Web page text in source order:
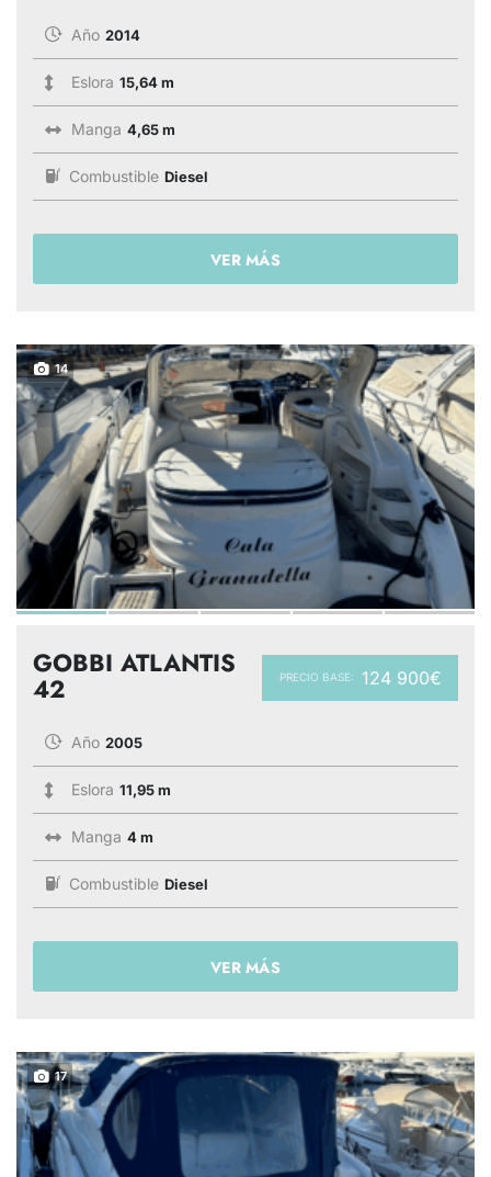
Año 2014
Eslora 15,64 m
Manga 4,65 m
Combustible Diesel
VER MÁS
14
PRECIO BASE: 124 900€
GOBBI ATLANTIS
42
Año 2005
Eslora 11,95 m
Manga 4 m
Combustible Diesel
VER MÁS
17